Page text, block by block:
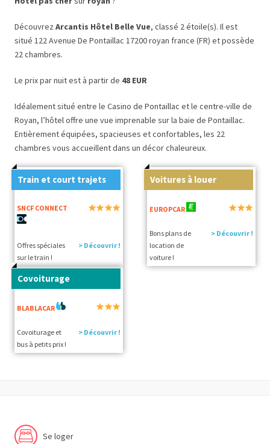
Découvrez Arcantis Hôtel Belle Vue, classé 2 étoile(s). Il est
situé 122 Avenue De Pontaillac 17200 royan france (FR) et possède
22 chambres.
Le prix par nuit est à partir de 48 EUR
Idéalement situé entre le Casino de Pontaillac et le centre-ville de
Royan, l’hôtel offre une vue imprenable sur la baie de Pontaillac.
Entièrement équipées, spacieuses et confortables, les 22
chambres vous accueillent dans un décor chaleureux.
Train et court trajets
SNCF CONNECT
Offres spéciales
sur le train !
> Découvrir !
Voitures à louer
EUROPCAR
Bons plans de
location de
voiture !
> Découvrir !
Covoiturage
BLABLACAR
Covoiturage et
bus à petits prix !
> Découvrir !
Se loger